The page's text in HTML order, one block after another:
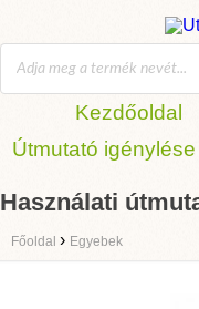
Kezdőoldal
Útmutató igénylése
Használati
Főoldal › Egyebek